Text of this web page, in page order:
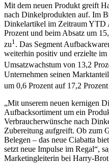
Mit dem neuen Produkt greift
nach Dinkelprodukten auf. Im
Dinkelartikel im Zeitraum YTD
Prozent und beim Absatz um
zu1 . Das Segment
weiterhin positiv und erzielte im
Umsatzwachstum von 13,2
Unternehmen seinen
um 0,6 Prozent auf 17,2 Prozent
„Mit unserem neuen kernigen
Aufbacksortiment um ein
Verbraucherwünsche nach
Zubereitung aufgreift. Ob zum
Belegen – das neue Ciabatta
setzt neue Impulse im Regal“,
Marketingleiterin bei Harry-